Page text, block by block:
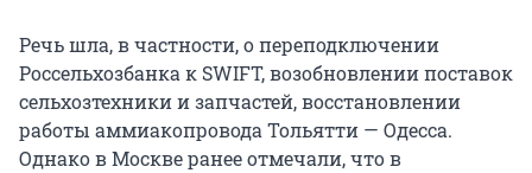
Речь шла, в частности, о переподключении
Россельхозбанка к SWIFT, возобновлении поставок
сельхозтехники и запчастей, восстановлении
работы аммиакопровода Тольятти — Одесса.
Однако в Москве ранее отмечали, что в